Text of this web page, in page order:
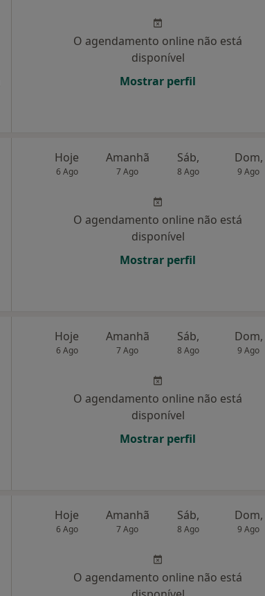
O agendamento online não está
disponível
Mostrar perfil
Hoje
6 Ago
Amanhã
7 Ago
Sáb,
8 Ago
Dom,
9 Ago
O agendamento online não está
disponível
Mostrar perfil
Hoje
6 Ago
Amanhã
7 Ago
Sáb,
8 Ago
Dom,
9 Ago
O agendamento online não está
disponível
Mostrar perfil
Hoje
6 Ago
Amanhã
7 Ago
Sáb,
8 Ago
Dom,
9 Ago
O agendamento online não está